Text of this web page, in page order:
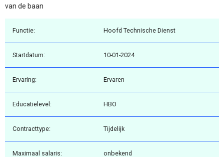
van de baan
Functie: Hoofd Technische Dienst
Startdatum: 10-01-2024
Ervaring: Ervaren
Educatielevel: HBO
Contracttype: Tijdelijk
Maximaal salaris: onbekend